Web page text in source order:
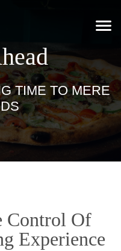
TIME TO MERE
Control Of
Experience